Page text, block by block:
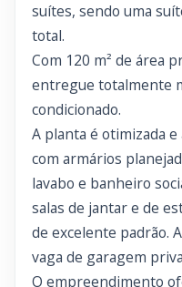
suítes, sendo uma
total.
Com 120 m² de área
entregue totalmente
condicionado.
A planta é otimizada
com armários
lavabo e banheiro
salas de jantar e de
de excelente padrão.
vaga de garagem
O empreendimento